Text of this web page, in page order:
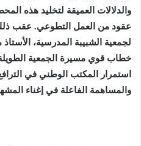
والدلالات العميقة لتخليد هذه
عقود من العمل التطوعي. عقب
لجمعية الشبيبة المدرسية،
خطاب قوي مسيرة الجمعية
استمرار المكتب الوطني في
والمساهمة الفاعلة في إغناء